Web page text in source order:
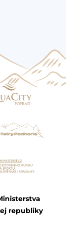
republiky